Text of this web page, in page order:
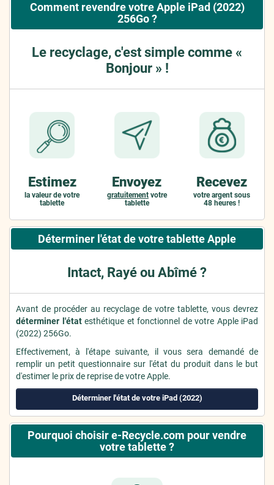
Comment revendre votre Apple iPad (2022)
256Go ?
Le recyclage, c'est simple comme «
Bonjour » !
Estimez
la valeur de votre
tablette
Envoyez
gratuitementvotre
tablette
Recevez
votre argent sous
48 heures !
Déterminer l'état de votre tablette Apple
Intact, Rayé ou Abîmé ?
Avant de procéder au recyclage de votre tablette, vous devrez
déterminer l'étatesthétique et fonctionnel de votre Apple iPad
(2022) 256Go.
Effectivement, à l'étape suivante, il vous sera demandé de
remplir un petit questionnaire sur l'état du produit dans le but
d'estimer le prix de reprise de votre Apple.
Déterminer l'état de votre iPad (2022)
Pourquoi choisir e-Recycle.com pour vendre
votre tablette ?